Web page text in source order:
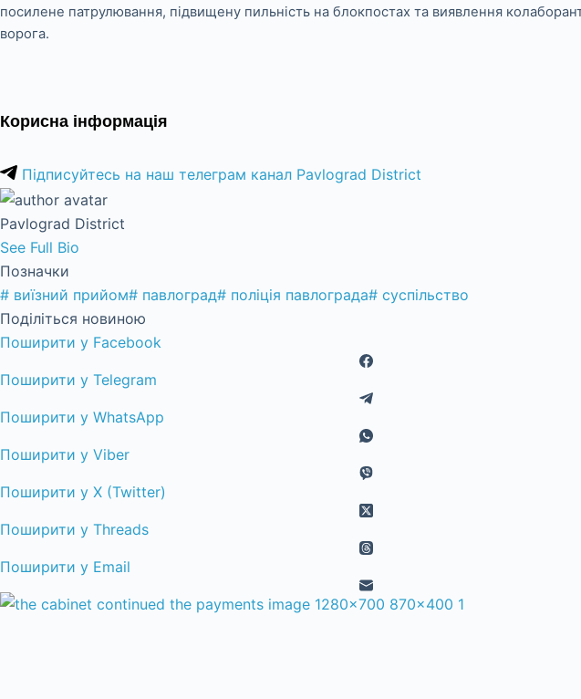
посилене патрулювання, підвищену пильність на блокпостах та виявлення
ворога.
Корисна інформація
Підписуйтесь на наш телеграм канал Pavlograd District
Pavlograd District
See Full Bio
Позначки
# виїзний прийом# павлоград# поліція павлограда# суспільство
Поділіться новиною
Поширити у Facebook
Поширити у Telegram
Поширити у WhatsApp
Поширити у Viber
Поширити у X (Twitter)
Поширити у Threads
Поширити у Email